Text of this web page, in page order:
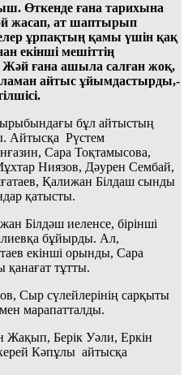
Өткенде ғана тарихына
жасап, ат шаптырып
ұрпақтың қамы үшін қақ
екінші мешіттің
ғана ашыла салған жоқ,
айтыс ұйымдастырды,-
бұл айтыстың
Айтысқа Рүстем
Сара Тоқтамысова,
Ниязов, Дәурен Сембай,
Қалижан Білдаш сынды
қатысты.
Білдәш иеленсе, бірінші
бұйырды. Ал,
екінші орынды, Сара
тұтты.
Сыр сүлейлерінің сарқыты
марапатталды.
Жақып, Берік Уәли, Еркін
Кәпұлы айтысқа